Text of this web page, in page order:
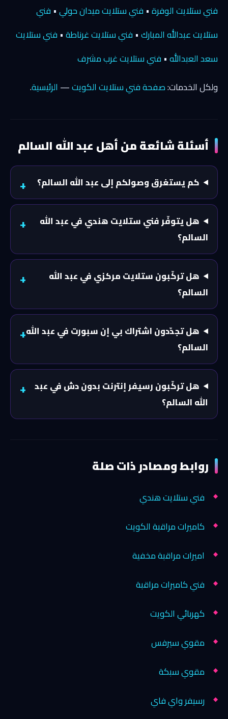
فني ستلايت الوفرة• فني ستلايت ميدان حولي• فني
ستلايت عبدالله المبارك• فني ستلايت غرناطة• فني ستلايت
سعد العبدالله• فني ستلايت غرب مشرف
ولكل الخدمات:صفحة فني ستلايت الكويت— الرئيسية.
أسئلة شائعة من أهل عبد الله السالم
كم يستغرق وصولكم إلى عبد الله السالم؟
هل يتوفّر فني ستلايت هندي في عبد الله
السالم؟
هل تركّبون ستلايت مركزي في عبد الله
السالم؟
هل تجدّدون اشتراك بي إن سبورت في عبد الله
السالم؟
هل تركّبون رسيفر إنترنت بدون دش في عبد
الله السالم؟
روابط ومصادر ذات صلة
فني ستلايت هندي
كاميرات مراقبة الكويت
اميرات مراقبة مخفية
فني كاميرات مراقبة
كهربائي الكويت
مقوي سيرفس
مقوي سبكة
رسيفر واي فاي